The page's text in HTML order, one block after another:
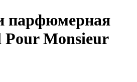
парфюмерная
Pour Monsieur